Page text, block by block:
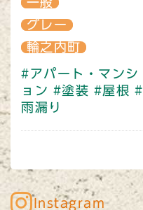
グレー
輪之内町
#アパート・マンシ
ョン #塗装 #屋根 #
雨漏り
Instagram